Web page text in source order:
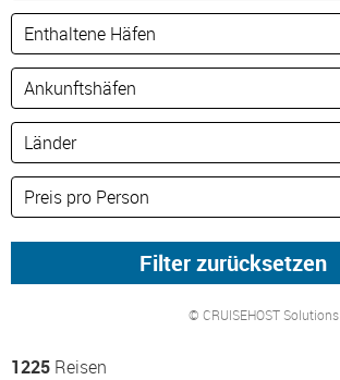
© CRUISEHOST Solutions
1225 Reisen